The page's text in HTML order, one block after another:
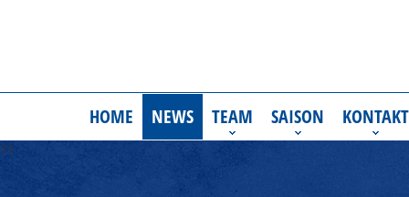
HOME NEWS TEAM SAISON KONTAKT
11